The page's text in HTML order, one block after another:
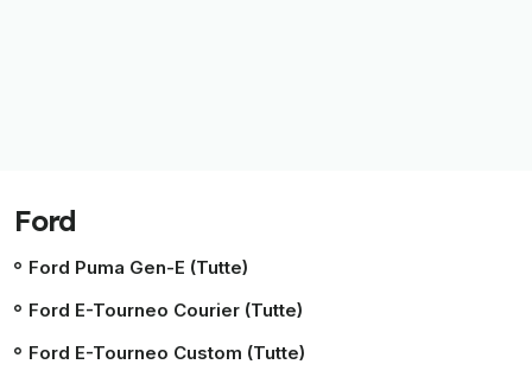
Ford
Ford Puma Gen-E (Tutte)
Ford E-Tourneo Courier (Tutte)
Ford E-Tourneo Custom (Tutte)